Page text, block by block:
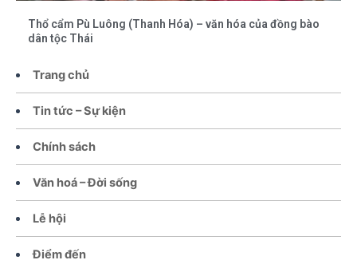
Trang chủ
Tin tức – Sự kiện
Chính sách
Văn hoá – Đời sống
Lễ hội
Điểm đến
Thổ cẩm Pù Luông (Thanh Hóa) – văn hóa của đồng bào
dân tộc Thái